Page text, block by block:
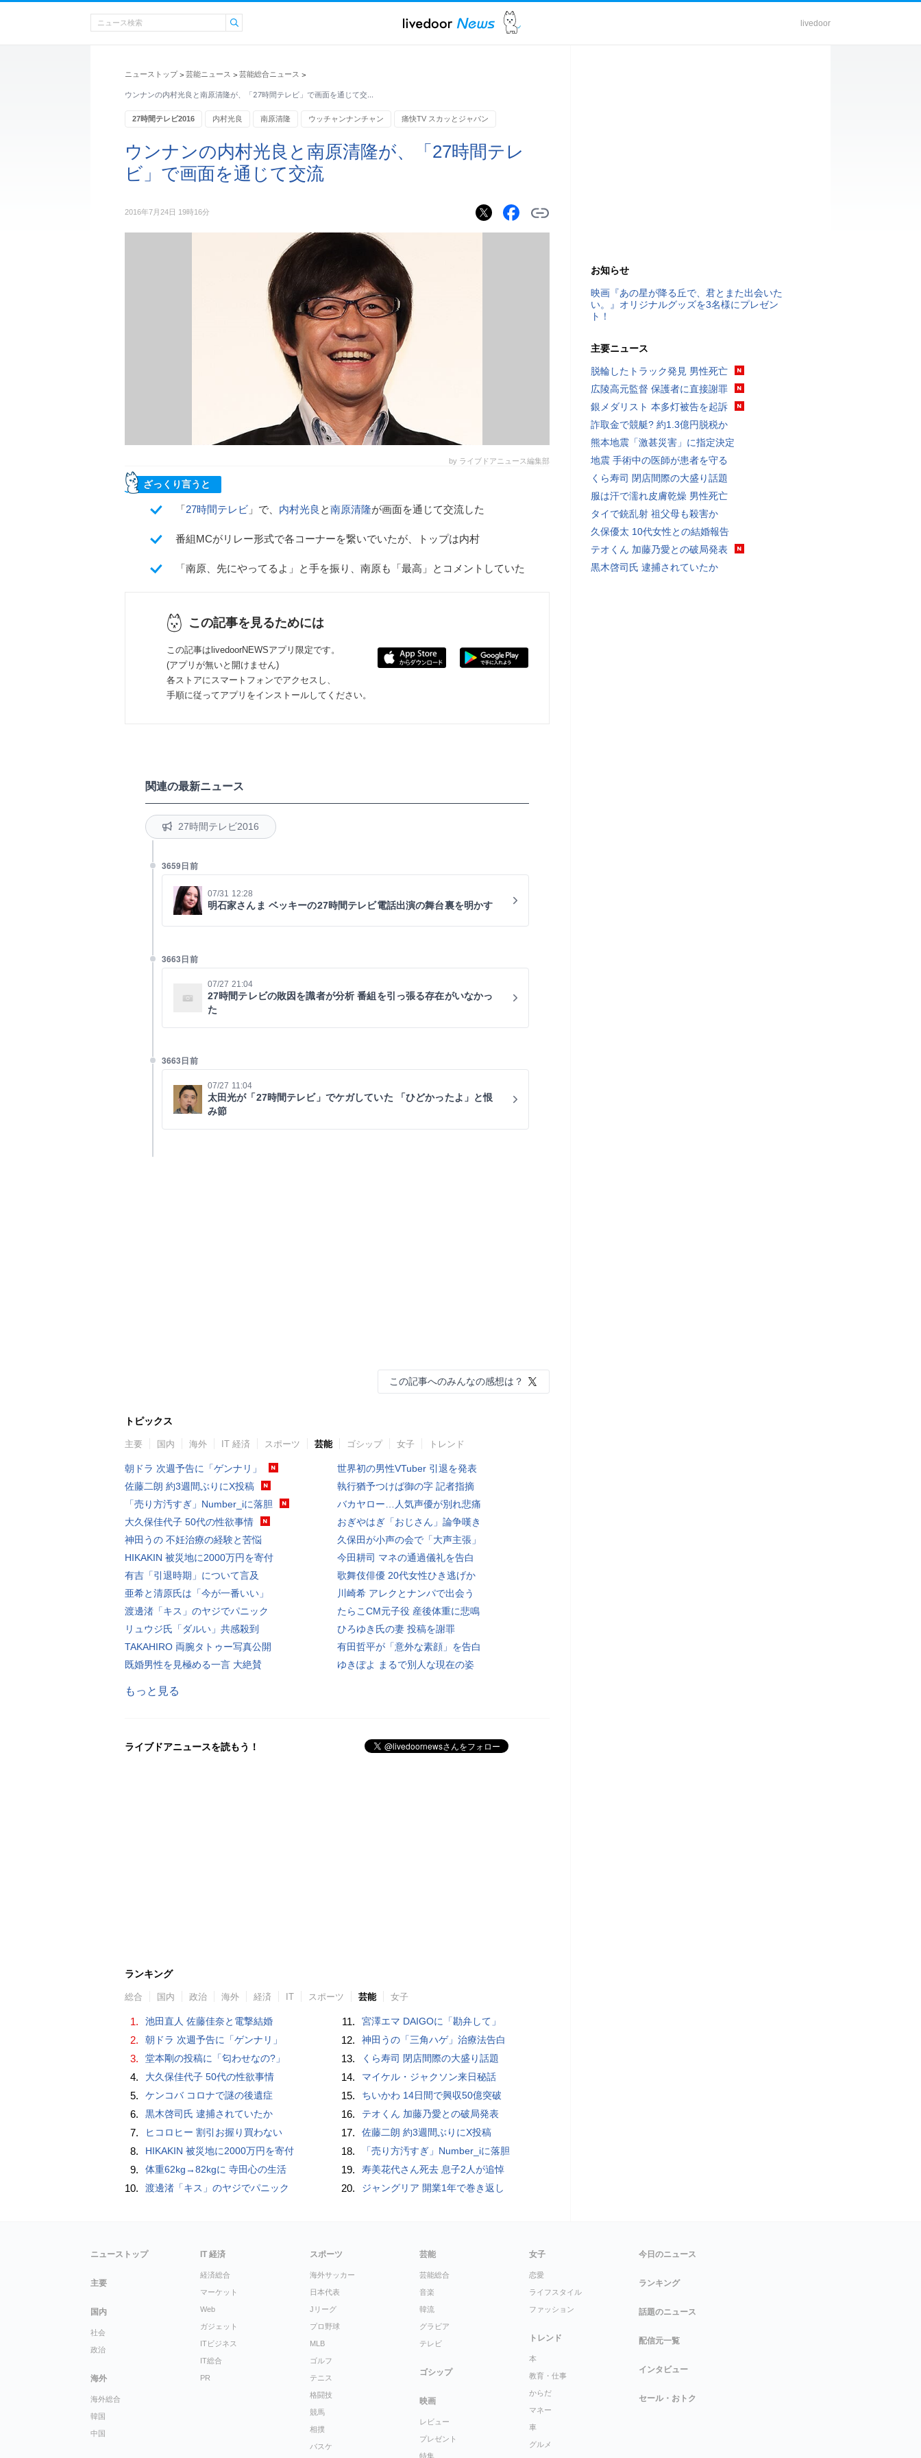
livedoor
ニューストップ > 芸能ニュース > 芸能総合ニュース >
ウンナンの内村光良と南原清隆が、「27時間テレビ」で画面を通じて交…
27時間テレビ2016 内村光良 南原清隆 ウッチャンナンチャン 痛快TV スカッとジャパン
ウンナンの内村光良と南原清隆が、「27時間テレ
ビ」で画面を通じて交流
2016年7月24日 19時16分
by ライブドアニュース編集部
ざっくり言うと
「27時間テレビ 」で、 内村光良 と南原清隆が画面を通じて交流した
番組MCがリレー形式で各コーナーを繋いでいたが、トップは内村
「南原、先にやってるよ」と手を振り、南原も「最高」とコメントしていた
この記事を見るためには
この記事はlivedoorNEWSアプリ限定です。
(アプリが無いと開けません)
各ストアにスマートフォンでアクセスし、
手順に従ってアプリをインストールしてください。
関連の最新ニュース
27時間テレビ2016
3659日前
07/31 12:28
明石家さんま ベッキーの27時間テレビ電話出演の舞台裏を明かす
3663日前
07/27 21:04
27時間テレビの敗因を識者が分析 番組を引っ張る存在がいなかっ
た
3663日前
07/27 11:04
太田光が「27時間テレビ」でケガしていた 「ひどかったよ」と恨
み節
この記事へのみんなの感想は？
トピックス
主要 国内 海外 IT 経済 スポーツ 芸能 ゴシップ 女子 トレンド
朝ドラ 次週予告に「ゲンナリ」
佐藤二朗 約3週間ぶりにX投稿
「売り方汚すぎ」Number_iに落胆
大久保佳代子 50代の性欲事情
神田うの 不妊治療の経験と苦悩
HIKAKIN 被災地に2000万円を寄付
有吉「引退時期」について言及
亜希と清原氏は「今が一番いい」
渡邊渚「キス」のヤジでパニック
リュウジ氏「ダルい」共感殺到
TAKAHIRO 両腕タトゥー写真公開
既婚男性を見極める一言 大絶賛
世界初の男性VTuber 引退を発表
執行猶予つけば御の字 記者指摘
バカヤロー…人気声優が別れ悲痛
おぎやはぎ「おじさん」論争嘆き
久保田が小声の会で「大声主張」
今田耕司 マネの通過儀礼を告白
歌舞伎俳優 20代女性ひき逃げか
川崎希 アレクとナンパで出会う
たらこCM元子役 産後体重に悲鳴
ひろゆき氏の妻 投稿を謝罪
有田哲平が「意外な素顔」を告白
ゆきぽよ まるで別人な現在の姿
もっと見る
ライブドアニュースを読もう！
ランキング
総合 国内 政治 海外 経済 IT スポーツ 芸能 女子
1. 池田直人 佐藤佳奈と電撃結婚
2. 朝ドラ 次週予告に「ゲンナリ」
3. 堂本剛の投稿に「匂わせなの?」
4. 大久保佳代子 50代の性欲事情
5. ケンコバ コロナで謎の後遺症
6. 黒木啓司氏 逮捕されていたか
7. ヒコロヒー 割引お握り買わない
8. HIKAKIN 被災地に2000万円を寄付
9. 体重62kg→82kgに 寺田心の生活
10. 渡邊渚「キス」のヤジでパニック
11. 宮澤エマ DAIGOに「勘弁して」
12. 神田うの「三角ハゲ」治療法告白
13. くら寿司 閉店間際の大盛り話題
14. マイケル・ジャクソン来日秘話
15. ちいかわ 14日間で興収50億突破
16. テオくん 加藤乃愛との破局発表
17. 佐藤二朗 約3週間ぶりにX投稿
18. 「売り方汚すぎ」Number_iに落胆
19. 寿美花代さん死去 息子2人が追悼
20. ジャングリア 開業1年で巻き返し
お知らせ
映画『あの星が降る丘で、君とまた出会いた
い。』オリジナルグッズを3名様にプレゼン
ト！
主要ニュース
脱輪したトラック発見 男性死亡
広陵高元監督 保護者に直接謝罪
銀メダリスト 本多灯被告を起訴
詐取金で競艇? 約1.3億円脱税か
熊本地震「激甚災害」に指定決定
地震 手術中の医師が患者を守る
くら寿司 閉店間際の大盛り話題
服は汗で濡れ皮膚乾燥 男性死亡
タイで銃乱射 祖父母も殺害か
久保優太 10代女性との結婚報告
テオくん 加藤乃愛との破局発表
黒木啓司氏 逮捕されていたか
ニューストップ
主要
国内
社会
政治
海外
海外総合
韓国
中国
IT 経済
経済総合
マーケット
Web
ガジェット
ITビジネス
IT総合
PR
スポーツ
海外サッカー
日本代表
Jリーグ
プロ野球
MLB
ゴルフ
テニス
格闘技
競馬
相撲
バスケ
芸能
芸能総合
音楽
韓流
グラビア
テレビ
ゴシップ
映画
レビュー
プレゼント
特集
女子
恋愛
ライフスタイル
ファッション
トレンド
本
教育・仕事
からだ
マネー
車
グルメ
今日のニュース
ランキング
話題のニュース
配信元一覧
インタビュー
セール・おトク